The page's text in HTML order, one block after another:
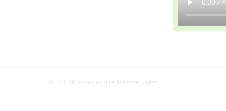
© EGEDA. Todos os direitos reservados